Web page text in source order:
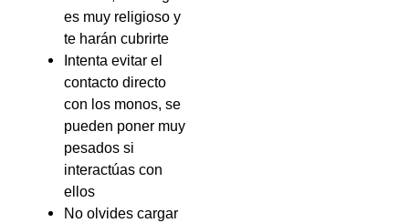
es muy religioso y
te harán cubrirte
Intenta evitar el
contacto directo
con los monos, se
pueden poner muy
pesados si
interactúas con
ellos
No olvides cargar